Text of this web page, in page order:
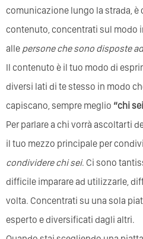
comunicazione lungo la strada, è
contenuto, concentrati sul modo
alle persone che sono disposte
Il contenuto è il tuo modo di
diversi lati di te stesso in modo
capiscano, sempre meglio “chi
Per parlare a chi vorrà ascoltarti
il tuo mezzo principale per
condividere chi sei. Ci sono
difficile imparare ad utilizzarle,
volta. Concentrati su una sola
esperto e diversificati dagli altri.